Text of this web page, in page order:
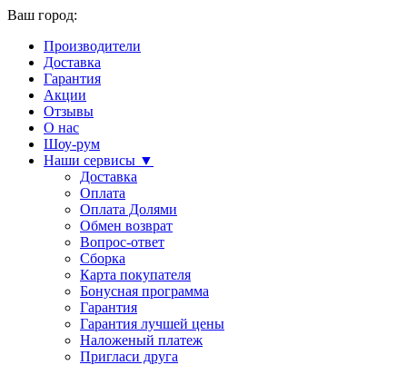
Ваш город:
Производители
Доставка
Гарантия
Акции
Отзывы
О нас
Шоу-рум
Наши сервисы ▼
Доставка
Оплата
Оплата Долями
Обмен возврат
Вопрос-ответ
Сборка
Карта покупателя
Бонусная программа
Гарантия
Гарантия лучшей цены
Наложеный платеж
Пригласи друга